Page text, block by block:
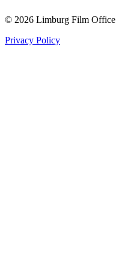
© 2026 Limburg Film Office
Privacy Policy